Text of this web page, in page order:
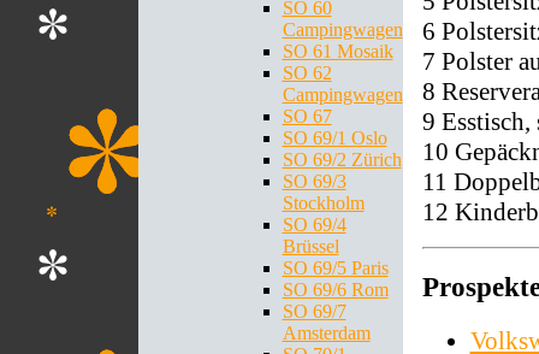
SO 60
Campingwagen
SO 61 Mosaik
SO 62
Campingwagen
SO 67
SO 69/1 Oslo
SO 69/2 Zürich
SO 69/3
Stockholm
SO 69/4
Brüssel
SO 69/5 Paris
SO 69/6 Rom
SO 69/7
Amsterdam
6
7 Polster
8
9 Esstisch,
10
11
12